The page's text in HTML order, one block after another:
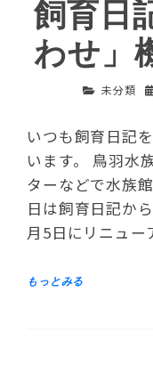
飼育日
わせ」
未分類
いつも飼育日記
います。 鳥羽水
ターなどで水族
日は飼育日記か
月5日にリニュ